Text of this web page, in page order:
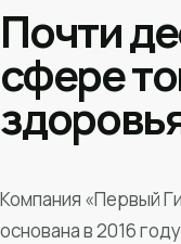
Почти
сфере
Компания «Первый
основана в 2016